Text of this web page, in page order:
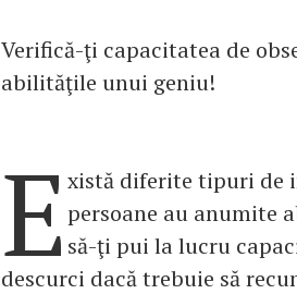
Verifică-ţi capacitatea de
abilităţile unui geniu!
E xistă diferite tipuri de
persoane au anumite
să-ţi pui la lucru
descurci dacă trebuie să